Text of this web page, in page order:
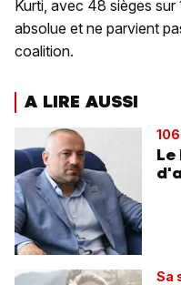
Kurti, avec 48 sièges
absolue et ne parvient
coalition.
A LIRE AUSSI
Sa